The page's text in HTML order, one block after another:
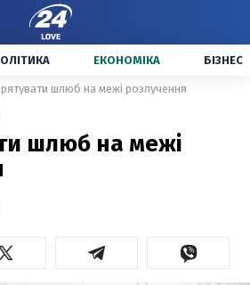
ЕКОНОМІКА БІЗНЕС
шлюб на межі розлучення​
шлюб на межі